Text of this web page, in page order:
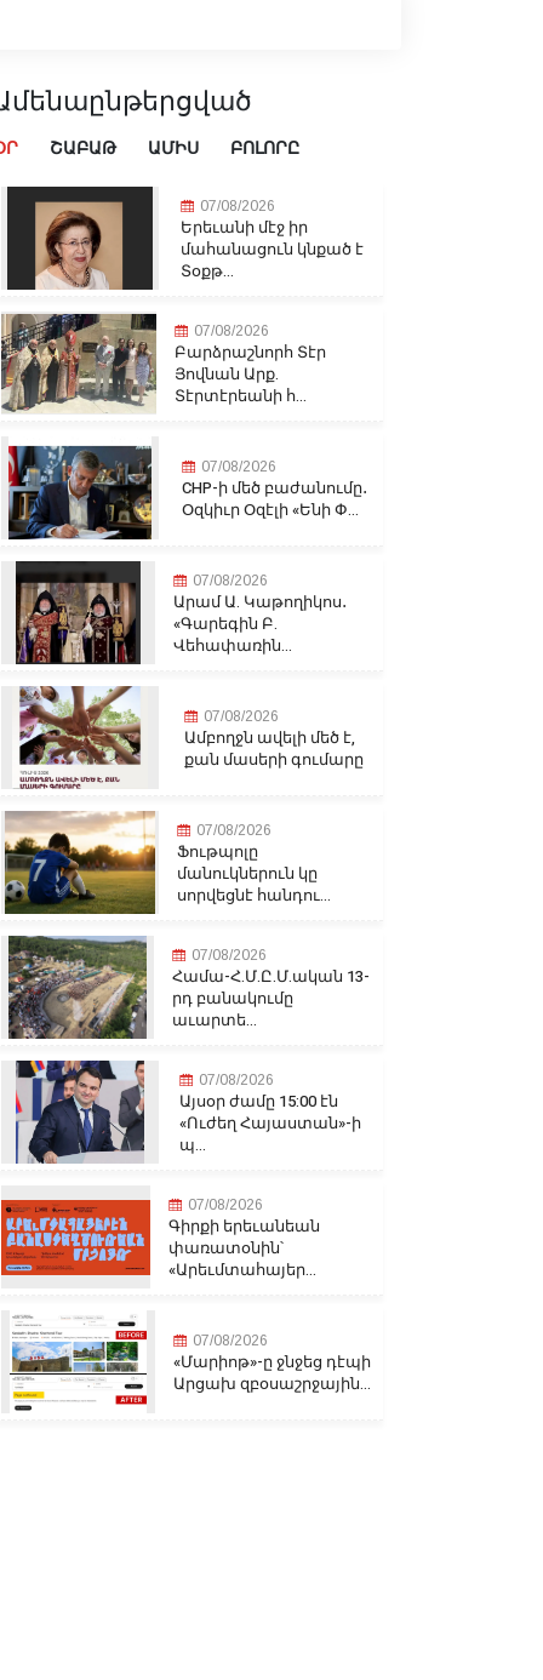
ՇԱԲԱԹ ԱՄԻՍ ԲՈԼՈՐԸ
07/08/2026
Երեւանի մէջ իր
մահանացուն կնքած է
Տօքթ...
07/08/2026
Բարձրաշնորհ Տէր
Յովնան Արք.
Տէրտէրեանի հ...
07/08/2026
CHP-ի մեծ բաժանումը․
Օզկիւր Օզէլի «Ենի Փ...
07/08/2026
Արամ Ա. Կաթողիկոս․
«Գարեգին Բ.
Վեհափառին...
07/08/2026
Ամբողջն ավելի մեծ է,
քան մասերի գումարը
07/08/2026
Ֆութպոլը
մանուկներուն կը
սորվեցնէ հանդու...
07/08/2026
Համա-Հ.Մ.Ը.Մ.ական 13-
րդ բանակումը
աւարտե...
07/08/2026
Այսօր ժամը 15:00 էն
«Ուժեղ Հայաստան»-ի
պ...
07/08/2026
Գիրքի երեւանեան
փառատօնին՝
«Արեւմտահայեր...
07/08/2026
«Մարիոթ»-ը ջնջեց դէպի
Արցախ զբօսաշրջային...